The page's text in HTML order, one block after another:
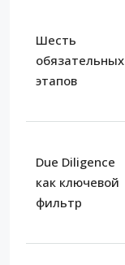
Шесть
обязательных
этапов
Due Diligence
как ключевой
фильтр